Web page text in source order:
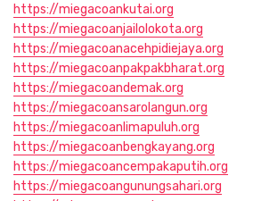
https://miegacoankutai.org
https://miegacoanjailolokota.org
https://miegacoanacehpidiejaya.org
https://miegacoanpakpakbharat.org
https://miegacoandemak.org
https://miegacoansarolangun.org
https://miegacoanlimapuluh.org
https://miegacoanbengkayang.org
https://miegacoancempakaputih.org
https://miegacoangunungsahari.org